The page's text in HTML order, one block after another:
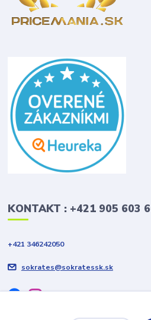
KONTAKT : +421 905 603
+421 346242050
sokrates@sokratessk.sk